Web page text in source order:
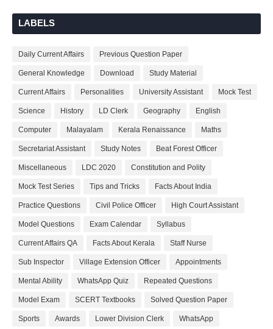
LABELS
Daily Current Affairs Previous Question Paper
General Knowledge Download Study Material
Current Affairs Personalities University Assistant Mock Test
Science History LD Clerk Geography English
Computer Malayalam Kerala Renaissance Maths
Secretariat Assistant Study Notes Beat Forest Officer
Miscellaneous LDC 2020 Constitution and Polity
Mock Test Series Tips and Tricks Facts About India
Practice Questions Civil Police Officer High Court Assistant
Model Questions Exam Calendar Syllabus
Current Affairs QA Facts About Kerala Staff Nurse
Sub Inspector Village Extension Officer Appointments
Mental Ability WhatsApp Quiz Repeated Questions
Model Exam SCERT Textbooks Solved Question Paper
Sports Awards Lower Division Clerk WhatsApp